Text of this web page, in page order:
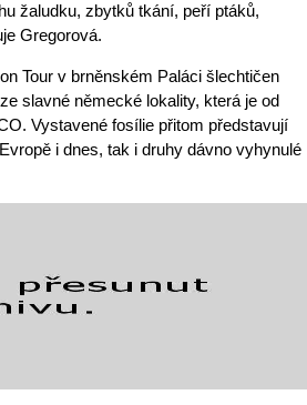
žaludku, zbytků tkání, peří ptáků,
Gregorová.
Tour v brněnském Paláci šlechtičen
slavné německé lokality, která je od
Vystavené fosílie přitom představují
i dnes, tak i druhy dávno vyhynulé